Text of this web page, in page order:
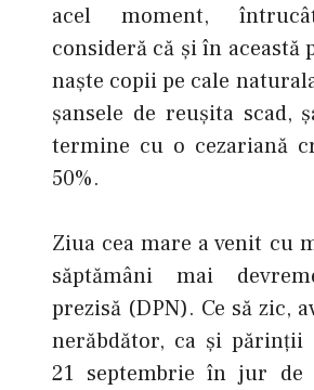
acel moment,
consideră că şi în această
naște copii pe cale
șansele de reușita scad,
termine cu o cezariană
50%.
Ziua cea mare a venit cu
săptămâni mai
prezisă (DPN). Ce să zic,
nerăbdător, ca şi părinții
21 septembrie în jur de